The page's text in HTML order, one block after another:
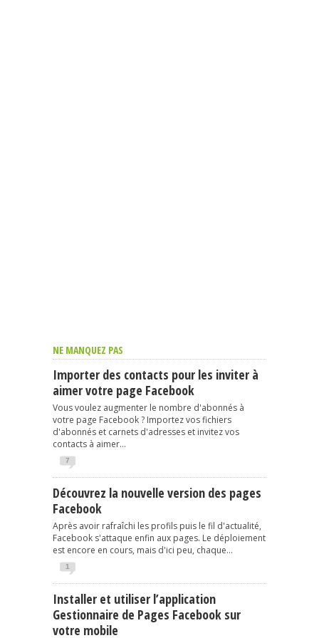
NE MANQUEZ PAS
Importer des contacts pour les inviter à
aimer votre page Facebook
Vous voulez augmenter le nombre d'abonnés à
votre page Facebook ? Importez vos fichiers
d'abonnés et carnets d'adresses et invitez vos
contacts à aimer...
7
Découvrez la nouvelle version des pages
Facebook
Après avoir rafraîchi les profils puis le fil d'actualité,
Facebook s'attaque enfin aux pages. Le déploiement
est encore en cours, mais d'ici peu, chaque...
1
Installer et utiliser l’application
Gestionnaire de Pages Facebook sur
votre mobile